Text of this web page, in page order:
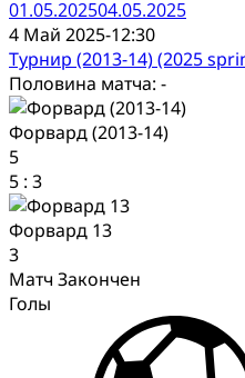
01.05.202504.05.2025
4 Май 2025-12:30
Турнир (2013-14) (2025
Половина матча: -
Форвард (2013-14)
5
5 : 3
Форвард 13
3
Матч Закончен
Голы